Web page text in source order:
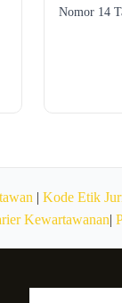
Nomor 14
| Kode Etik
Kewartawanan|